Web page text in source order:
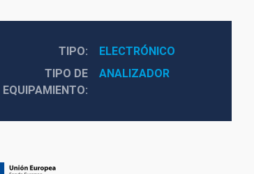
TIPO
ELECTRÓNICO
TIPO DE
EQUIPAMIENTO
ANALIZADOR